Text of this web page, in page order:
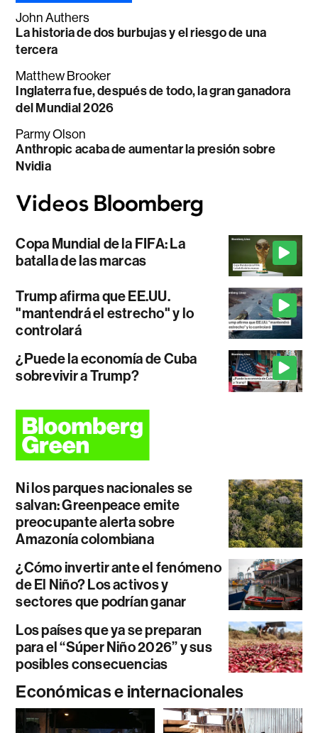
John Authers
La historia de dos burbujas y el riesgo de una
tercera
Matthew Brooker
Inglaterra fue, después de todo, la gran ganadora
del Mundial 2026
Parmy Olson
Anthropic acaba de aumentar la presión sobre
Nvidia
Copa Mundial de la FIFA: La
batalla de las marcas
Trump afirma que EE.UU.
"mantendrá el estrecho" y lo
controlará
¿Puede la economía de Cuba
sobrevivir a Trump?
Ni los parques nacionales se
salvan: Greenpeace emite
preocupante alerta sobre
Amazonía colombiana
¿Cómo invertir ante el fenómeno
de El Niño? Los activos y
sectores que podrían ganar
Los países que ya se preparan
para el “Súper Niño 2026” y sus
posibles consecuencias
Económicas e internacionales